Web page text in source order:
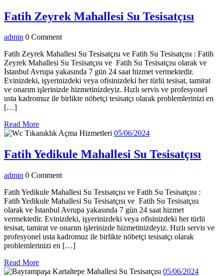
Fatih Zeyrek Mahallesi Su Tesisatçısı
Su
admin admin
0 Comment
Fatih Zeyrek Mahallesi Su Tesisatçısı ve Fatih Su Tesisatçısı : Fatih
Zeyrek Mahallesi Su Tesisatçısı ve Fatih Su Tesisatçısı olarak ve
İstanbul Avrupa yakasında 7 gün 24 saat hizmet vermektedir.
Evinizdeki, işyerinizdeki veya ofisinizdeki her türlü tesisat, tamirat
ve onarım işlerinizde hizmetinizdeyiz. Hızlı servis ve profesyonel
usta kadromuz ile birlikte nöbetçi tesisatçı olarak problemlerinizi en
[…]
Read MoreRead
More
05/06/202405/06/2024
Fatih Yedikule Mahallesi Su Tesisatçısı
admin admin
0 Comment
Fatih Yedikule Mahallesi Su Tesisatçısı ve Fatih Su Tesisatçısı :
Fatih Yedikule Mahallesi Su Tesisatçısı ve Fatih Su Tesisatçısı
olarak ve İstanbul Avrupa yakasında 7 gün 24 saat hizmet
vermektedir. Evinizdeki, işyerinizdeki veya ofisinizdeki her türlü
tesisat, tamirat ve onarım işlerinizde hizmetinizdeyiz. Hızlı servis ve
profesyonel usta kadromuz ile birlikte nöbetçi tesisatçı olarak
problemlerinizi en […]
Read MoreRead
More
05/06/202405/06/